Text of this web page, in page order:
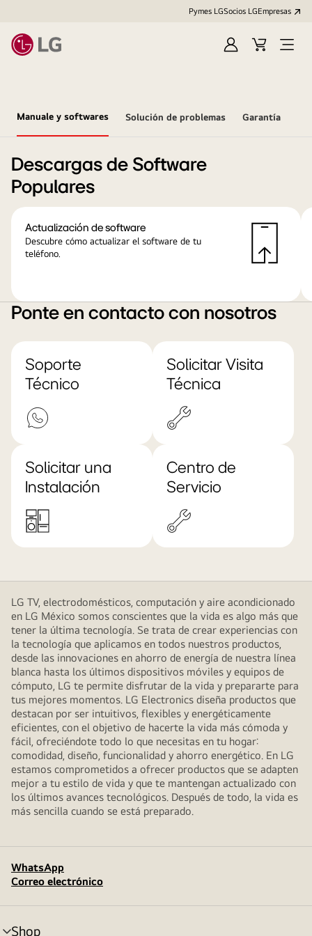
Pymes LGSocios LGEmpresas
IniciarCarritoOpen
Manuale y softwares Solución de problemas Garantía
Descargas de Software
Populares
Actualización de software
Descubre cómo actualizar el software de tu
teléfono.
Ponte en contacto con nosotros
Soporte
Técnico
Solicitar Visita
Técnica
Solicitar una
Instalación
Centro de
Servicio
LG TV, electrodomésticos, computación y aire acondicionado
en LG México somos conscientes que la vida es algo más que
tener la última tecnología. Se trata de crear experiencias con
la tecnología que aplicamos en todos nuestros productos,
desde las innovaciones en ahorro de energía de nuestra línea
blanca hasta los últimos dispositivos móviles y equipos de
cómputo, LG te permite disfrutar de la vida y prepararte para
tus mejores momentos. LG Electronics diseña productos que
destacan por ser intuitivos, flexibles y energéticamente
eficientes, con el objetivo de hacerte la vida más cómoda y
fácil, ofreciéndote todo lo que necesitas en tu hogar:
comodidad, diseño, funcionalidad y ahorro energético. En LG
estamos comprometidos a ofrecer productos que se adapten
mejor a tu estilo de vida y que te mantengan actualizado con
los últimos avances tecnológicos. Después de todo, la vida es
más sencilla cuando se está preparado.
WhatsApp
Correo electrónico
Shop